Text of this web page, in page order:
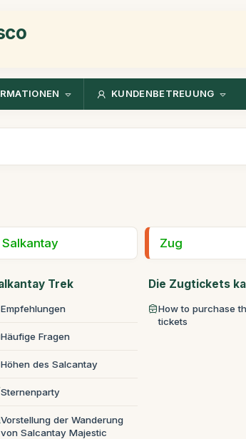
KUNDENBETREUUNG
Salkantay
Trek
Empfehlungen
Häufige Fragen
Höhen des Salcantay
Sternenparty
Vorstellung der Wanderung
von Salcantay Majestic
Zug
Die Zugtickets
How to purchase
tickets